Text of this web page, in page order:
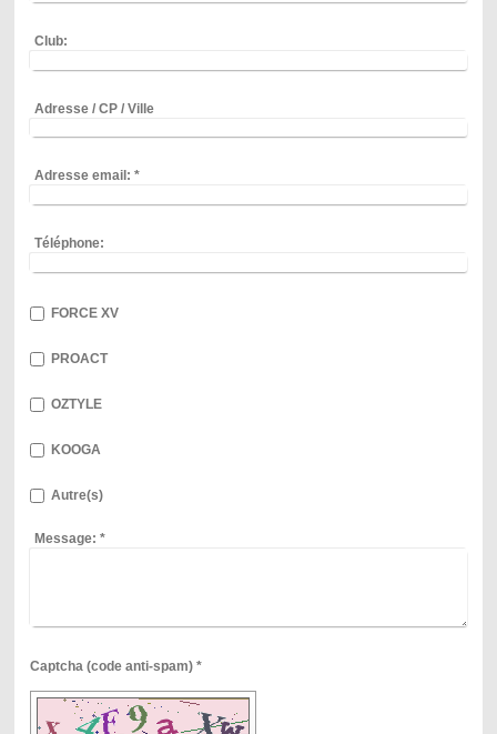
Club:
Adresse / CP / Ville
Adresse email: *
Téléphone:
FORCE XV
PROACT
OZTYLE
KOOGA
Autre(s)
Message: *
Captcha (code anti-spam) *